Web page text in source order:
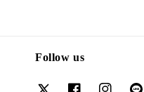
Follow us